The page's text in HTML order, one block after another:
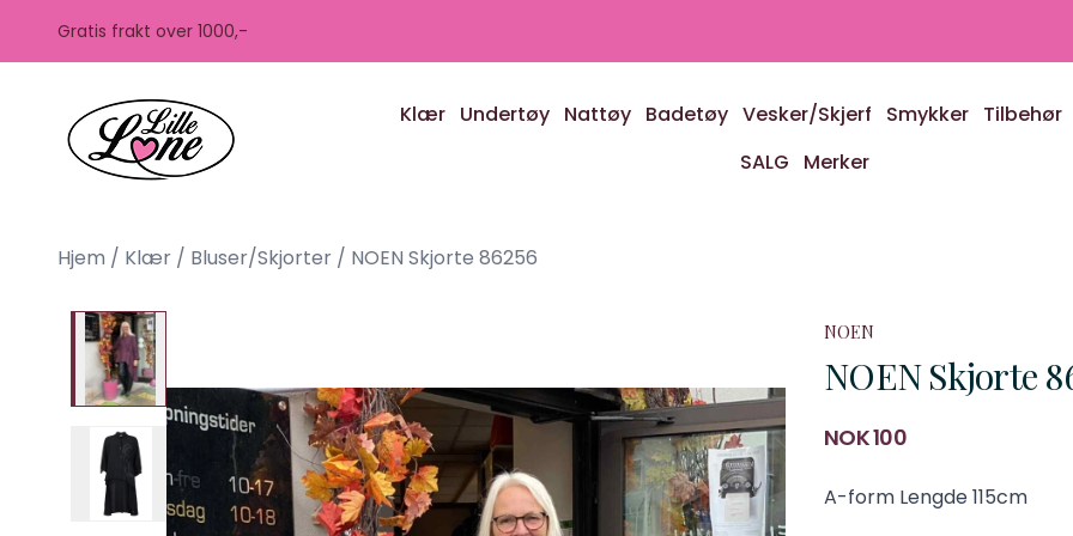
Gratis frakt over 1000,-
Klær Undertøy Nattøy Badetøy Vesker/Skjerf Smykker Tilbehør
SALG
Merker
Hjem / Klær / Bluser/Skjorter / NOEN Skjorte 86256
NOEN
NOEN Skjorte
Produktdetaljer
NOK 100
Description
A-form Lengde 115cm